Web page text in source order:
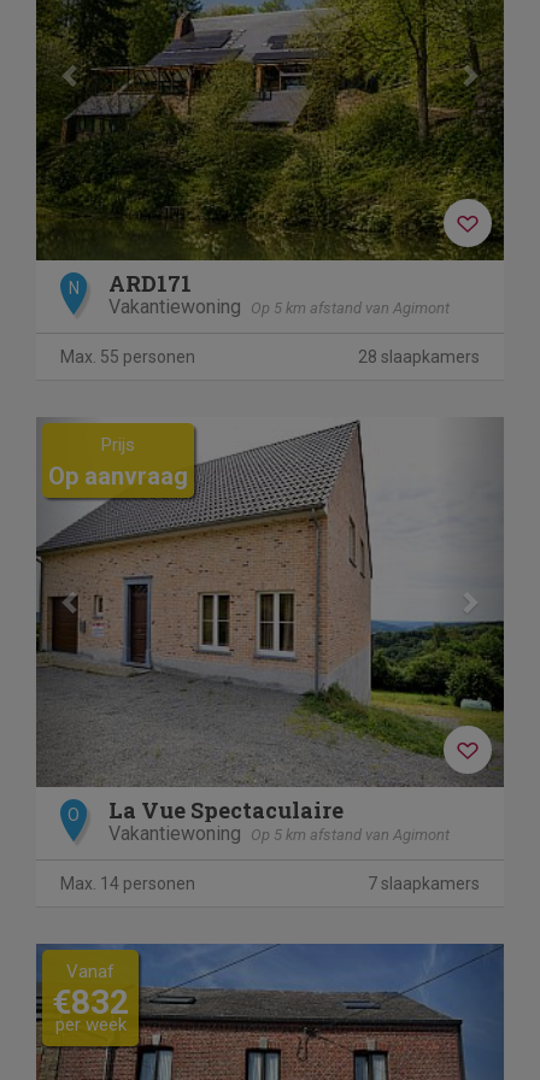
N ARD171
Vakantiewoning Op 5 km afstand van Agimont
Max. 55 personen 28 slaapkamers
Previous
Prijs
Op aanvraag
O La Vue Spectaculaire
Vakantiewoning Op 5 km afstand van Agimont
Max. 14 personen 7 slaapkamers
Previous Next
Vanaf
€832
per week